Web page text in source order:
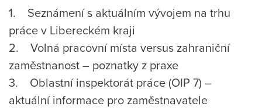
1. Seznámení s aktuálním vývojem na trhu
práce v Libereckém kraji
2. Volná pracovní místa versus zahraniční
zaměstnanost – poznatky z praxe
3. Oblastní inspektorát práce (OIP 7) –
aktuální informace pro zaměstnavatele